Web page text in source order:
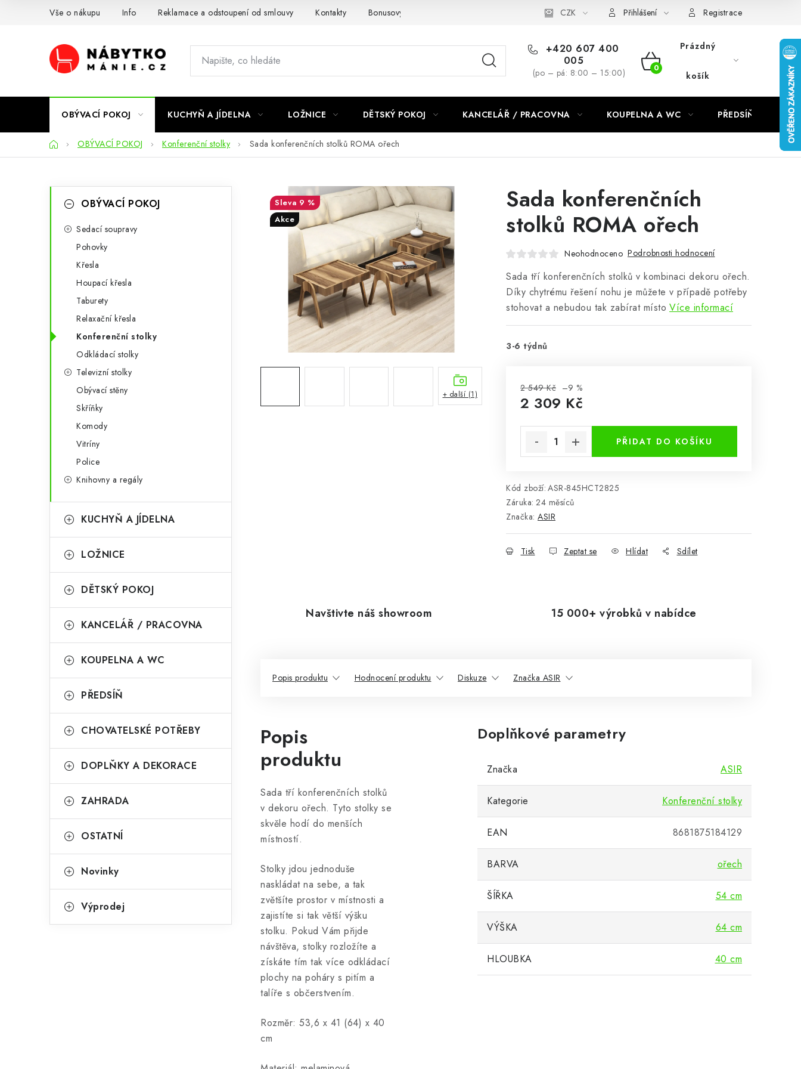
Vše o nákupu Info Reklamace a odstoupení od smlouvy Kontakty Bonusový program NBM+ CZK Přihlášení Registrace
+420 607 400
005
(po – pá: 8:00 – 15:00)
NÁKUPNÍ
Prázdný
košík
OBÝVACÍ POKOJ KUCHYŇ A JÍDELNA LOŽNICE DĚTSKÝ POKOJ KANCELÁŘ / PRACOVNA KOUPELNA A WC PŘEDSÍŇ
DomůOBÝVACÍ POKOJ Konferenční stolky Sada konferenčních stolků ROMA ořech
n
kategorie
i
OBÝVACÍ POKOJ
Sedací soupravy
Pohovky
Křesla
Houpací křesla
Taburety
Relaxační křesla
Konferenční stolky
Odkládací stolky
Televizní stolky
Obývací stěny
Skříňky
Komody
Vitríny
Police
Knihovny a regály
KUCHYŇ A JÍDELNA
LOŽNICE
DĚTSKÝ POKOJ
KANCELÁŘ / PRACOVNA
KOUPELNA A WC
PŘEDSÍŇ
CHOVATELSKÉ POTŘEBY
DOPLŇKY A DEKORACE
ZAHRADA
OSTATNÍ
Novinky
Výprodej
Sada konferenčních
stolků ROMA ořech
Neohodnoceno Podrobnosti hodnocení
Sada tří konferenčních stolků v kombinaci dekoru ořech.
Díky chytrému řešení nohu je můžete v případě potřeby
stohovat a nebudou tak zabírat místo Více informací
3-6 týdnů
2 549 Kč –9 %
2 309 Kč
PŘIDAT DO KOŠÍKU
Kód zboží: ASR-845HCT2825
Záruka: 24 měsíců
Značka: ASIR
Tisk Zeptat se Hlídat Sdílet
9 %
Akce
+ další (1)
Navštivte náš showroom 15 000+ výrobků v nabídce
Popis produktu Hodnocení produktu Diskuze Značka ASIR
Popis
produktu
Sada tří konferenčních stolků
v dekoru ořech. Tyto stolky se
skvěle hodí do menších
místností.
Stolky jdou jednoduše
naskládat na sebe, a tak
zvětšíte prostor v místnosti a
zajistíte si tak větší výšku
stolku. Pokud Vám přijde
návštěva, stolky rozložíte a
získáte tím tak více odkládací
plochy na poháry s pitím a
talíře s občerstvením.
Rozměr: 53,6 x 41 (64) x 40
cm
Doplňkové parametry
Značka ASIR
Kategorie Konferenční stolky
EAN 8681875184129
BARVA ořech
ŠÍŘKA 54 cm
VÝŠKA 64 cm
HLOUBKA 40 cm